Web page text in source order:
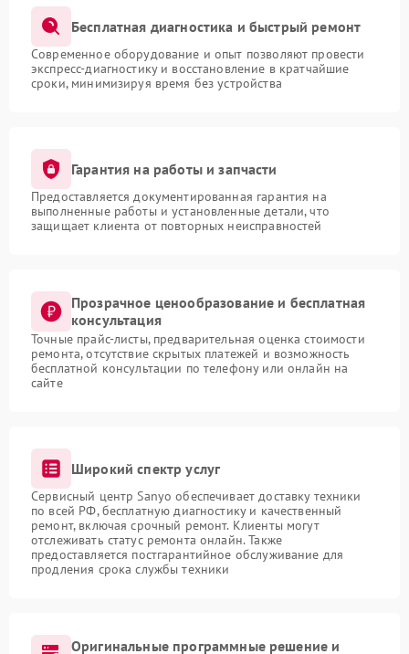
Бесплатная диагностика и быстрый ремонт
Современное оборудование и опыт позволяют провести
экспресс-диагностику и восстановление в кратчайшие
сроки, минимизируя время без устройства
Гарантия на работы и запчасти
Предоставляется документированная гарантия на
выполненные работы и установленные детали, что
защищает клиента от повторных неисправностей
Прозрачное ценообразование и бесплатная
консультация
Точные прайс-листы, предварительная оценка стоимости
ремонта, отсутствие скрытых платежей и возможность
бесплатной консультации по телефону или онлайн на
сайте
Широкий спектр услуг
Сервисный центр Sanyo обеспечивает доставку техники
по всей РФ, бесплатную диагностику и качественный
ремонт, включая срочный ремонт. Клиенты могут
отслеживать статус ремонта онлайн. Также
предоставляется постгарантийное обслуживание для
продления срока службы техники
Оригинальные программные решение и